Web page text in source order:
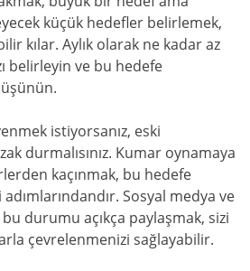
küçük hedefler belirlemek,
kılar. Aylık olarak ne kadar az
belirleyin ve bu hedefe
istiyorsanız, eski
durmalısınız. Kumar oynamaya
kaçınmak, bu hedefe
Sosyal medya ve
durumu açıkça paylaşmak, sizi
çevrelenmenizi sağlayabilir.